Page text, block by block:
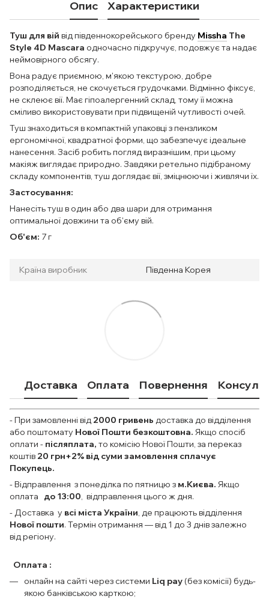
Опис Характеристики
Туш для вій від південнокорейського бренду Missha The
Style 4D Mascara одночасно підкручує, подовжує та надає
неймовірного обсягу.
Вона радує приємною, м'якою текстурою, добре
розподіляється, не скочується грудочками. Відмінно фіксує,
не склеює вії. Має гіпоалергенний склад, тому її можна
сміливо використовувати при підвищеній чутливості очей.
Туш знаходиться в компактній упаковці з пензликом
ергономічної, квадратної форми, що забезпечує ідеальне
нанесення. Засіб робить погляд виразнішим, при цьому
макіяж виглядає природно. Завдяки ретельно підібраному
складу компонентів, туш доглядає вії, зміцнюючи і живлячи їх.
Застосування:
Нанесіть туш в один або два шари для отримання
оптимальної довжини та об'єму вій.
Об'єм: 7 г
Країна виробник Південна Корея
Доставка Оплата Повернення
- При замовленні від 2000 гривень доставка до відділення
або поштомату Нової Пошти безкоштовна. Якщо спосіб
оплати - післяплата, то комісію Нової Пошти, за переказ
коштів 20 грн+2% від суми замовлення сплачує
Покупець.
- Відправлення з понеділка по пятницю з м.Києва. Якщо
оплата до 13:00, відправлення цього ж дня.
- Доставка у всі міста України, де працюють відділення
Нової пошти. Термін отримання — від 1 до 3 днів залежно
від регіону.
Оплата :
онлайн на сайті через системи Liq pay (без комісії) будь-
якою банківською карткою;